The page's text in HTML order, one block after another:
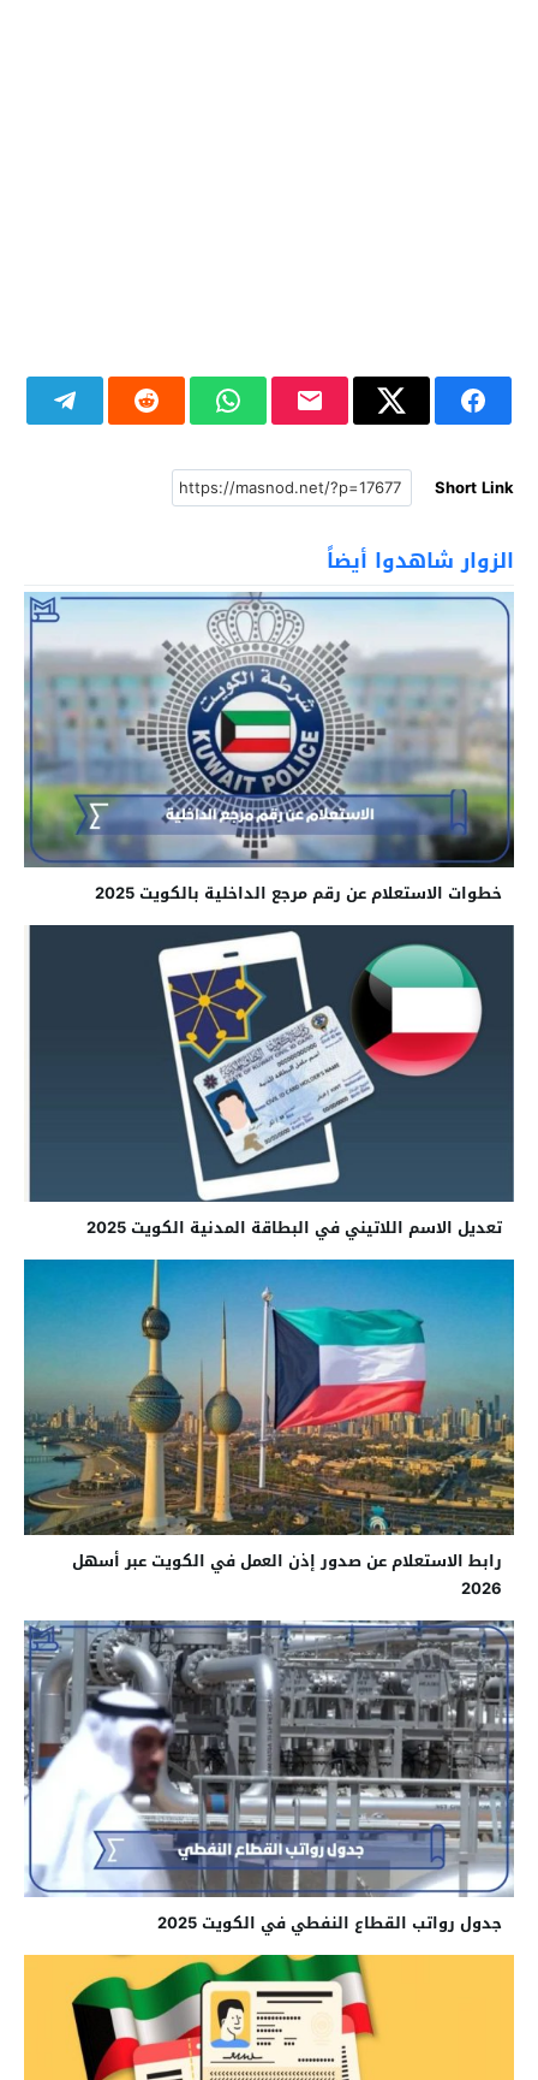
Short Link
الزوار شاهدوا أيضاً
خطوات الاستعلام عن رقم مرجع الداخلية بالكويت 2025
تعديل الاسم اللاتيني في البطاقة المدنية الكويت 2025
رابط الاستعلام عن صدور إذن العمل في الكويت عبر أسهل
2026
جدول رواتب القطاع النفطي في الكويت 2025